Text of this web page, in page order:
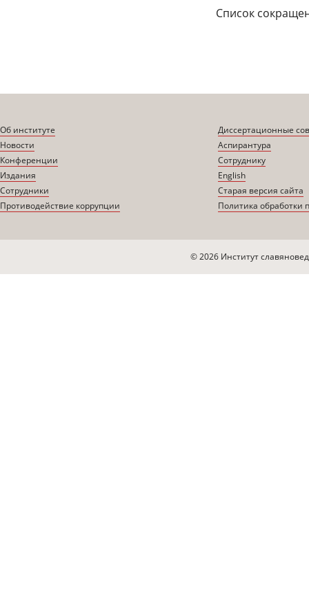
Список
Об институте
Новости
Конференции
Издания
Сотрудники
Противодействие коррупции
Диссертационные
Аспирантура
Сотруднику
English
Старая версия сайта
Политика обработки
© 2026 Институт